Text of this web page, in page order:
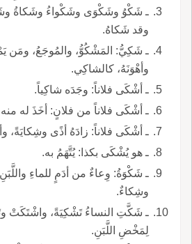
ـ شَكْوُ وشَكْوَى وشَكْواءُ وشَكاةُ
وقد شَكاهُ.
ـ شَكِيُّ: المَشْكُوُّ، والمُوجَعُ،
وأهْوَنَهُ، كالشاكِي.
ـ أشْكَى فلاناً: وجَدَه شاكِياً.
ـ أشْكَى فلاناً من فلانٍ: أخَذَ له
ـ أشْكَى فلاناً: زادَهُ أذًى وشِكايَةً،
ـ هو يُشْكَى بكذا: يُتَّهَمُ به.
ـ شَكْوَةُ: وِعاءٌ من أدَمٍ للماءِ
وشِكاءٌ.
ـ شَكَّتِ النساءُ تَشْكِيَةً، واشْتَكَتْ
لِمَخْضِ اللَّبَنِ.